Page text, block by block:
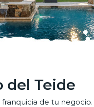
del Teide
de tu